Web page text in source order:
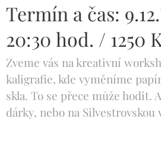
Termín a čas:
20:30 hod. / 1250
Zveme vás na kreativní
kaligrafie, kde vyměníme
skla. To se přece může hodit.
dárky, nebo na Silvestrovskou